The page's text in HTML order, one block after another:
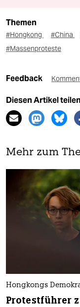
Themen
#Hongkong #China
#Massenproteste
Feedback
Diesen Artikel
Mehr zum
Hongkongs
Protestführer